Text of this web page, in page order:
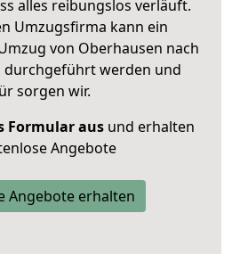
alles reibungslos verläuft.
Umzugsfirma kann ein
von Oberhausen nach
werden und
sorgen wir.
Formular ausund erhalten
Angebote
Angebote erhalten